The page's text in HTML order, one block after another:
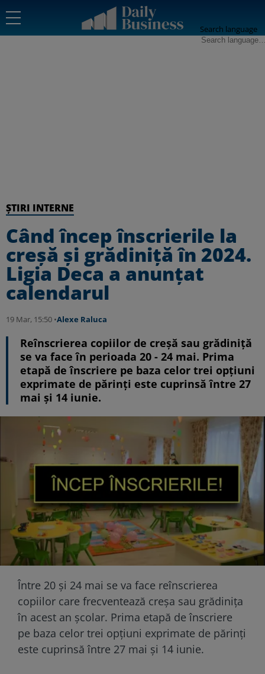
Search language
ȘTIRI INTERNE
Când încep înscrierile la
creşă şi grădiniţă în 2024.
Ligia Deca a anunțat
calendarul
19 Mar, 15:50 •Alexe Raluca
Reînscrierea copiilor de creșă sau grădiniță
se va face în perioada 20 - 24 mai. Prima
etapă de înscriere pe baza celor trei opţiuni
exprimate de părinţi este cuprinsă între 27
mai şi 14 iunie.
Între 20 şi 24 mai se va face reînscrierea
copiilor care frecventează creşa sau grădiniţa
în acest an şcolar. Prima etapă de înscriere
pe baza celor trei opţiuni exprimate de părinţi
este cuprinsă între 27 mai şi 14 iunie.